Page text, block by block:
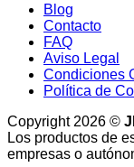
Blog
Contacto
FAQ
Aviso Legal
Condiciones
Política de
Copyright 2026 ©
Los productos de
empresas o